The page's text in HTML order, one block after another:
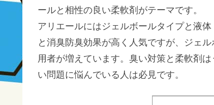
ールと相性の良い柔軟剤がテーマです。
アリエールにはジェルボールタイプと液
と消臭防臭効果が高く人気ですが、ジェ
用者が増えています。臭い対策と柔軟剤
い問題に悩んでいる人は必見です。